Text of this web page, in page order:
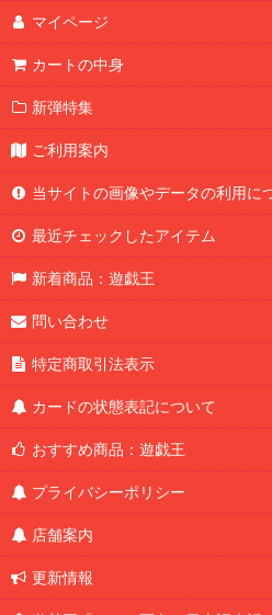
マイページ
カートの中身
新弾特集
ご利用案内
当サイトの画像やデータの利用に
最近チェックしたアイテム
新着商品：遊戯王
問い合わせ
特定商取引法表示
カードの状態表記について
おすすめ商品：遊戯王
プライバシーポリシー
店舗案内
更新情報